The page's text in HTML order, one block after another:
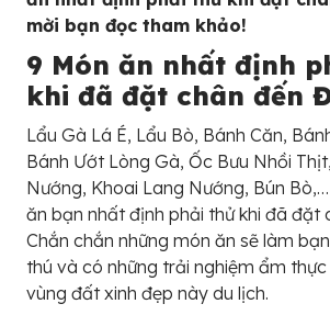
mời bạn đọc tham khảo!
9 Món ăn nhất định
khi đã đặt chân đến
Lẩu Gà Lá É, Lẩu Bò, Bánh Căn,
Bánh Ướt Lòng Gà, Ốc Bưu Nhồi
Nướng, Khoai Lang Nướng, Bún
ăn bạn nhất định phải thử khi đã đặt
Chắn chắn những món ăn sẽ làm
thú và có những trải nghiệm ẩm
vùng đất xinh đẹp này du lịch.